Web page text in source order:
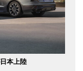
本上陸